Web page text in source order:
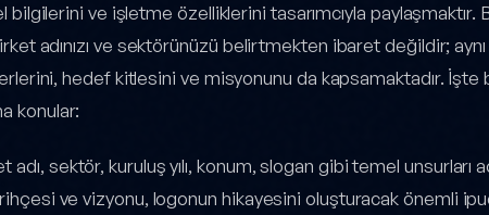
bilgilerini ve işletme özelliklerini tasarımcıyla paylaşmaktır.
adınızı ve sektörünüzü belirtmekten ibaret değildir;
hedef kitlesini ve misyonunu da kapsamaktadır. İşte
konular:
adı, sektör, kuruluş yılı, konum, slogan gibi temel unsurları
ve vizyonu, logonun hikayesini oluşturacak önemli